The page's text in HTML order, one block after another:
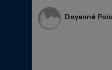
Doyenné